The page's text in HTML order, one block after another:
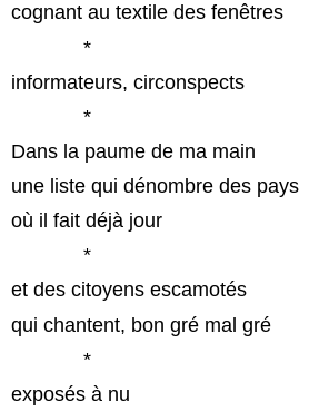
cognant au textile des fenêtres
*
informateurs, circonspects
*
Dans la paume de ma main
une liste qui dénombre des pays
où il fait déjà jour
*
et des citoyens escamotés
qui chantent, bon gré mal gré
*
exposés à nu